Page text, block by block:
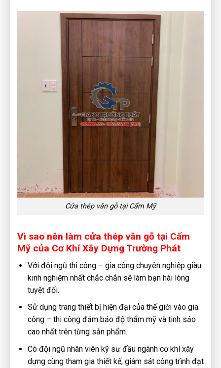
Cửa thép vân gỗ tại Cẩm Mỹ
Vì sao nên làm cửa thép vân gỗ tại Cẩm
Mỹ của Cơ Khí Xây Dựng Trường Phát
Với đội ngũ thi công – gia công chuyên nghiệp giàu
kinh nghiệm nhất chắc chắn sẽ làm bạn hài lòng
tuyệt đối.
Sử dụng trang thiết bị hiện đại của thế giới vào gia
công – thi công đảm bảo độ thẩm mỹ và tinh sảo
cao nhất trên từng sản phẩm.
Có đội ngũ nhân viên kỹ sư đầu ngành cơ khí xây
dựng cùng tham gia thiết kế, giám sát công trình đạt